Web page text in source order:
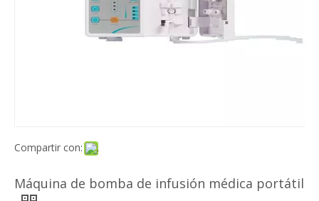
Compartir con:
Máquina de bomba de infusión médica portátil